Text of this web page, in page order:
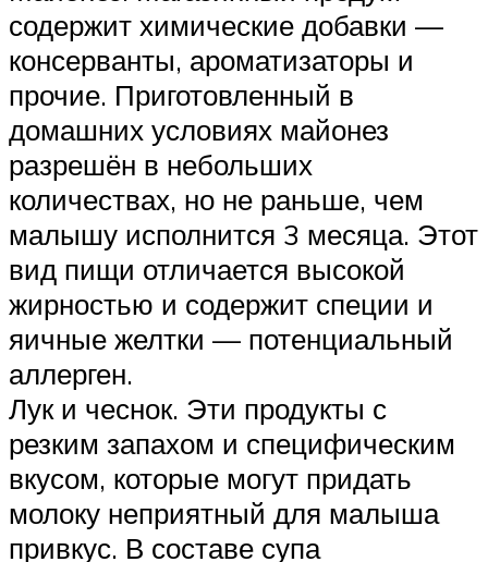
содержит химические добавки —
консерванты, ароматизаторы и
прочие. Приготовленный в
домашних условиях майонез
разрешён в небольших
количествах, но не раньше, чем
малышу исполнится 3 месяца. Этот
вид пищи отличается высокой
жирностью и содержит специи и
яичные желтки — потенциальный
аллерген.
Лук и чеснок. Эти продукты с
резким запахом и специфическим
вкусом, которые могут придать
молоку неприятный для малыша
привкус. В составе супа